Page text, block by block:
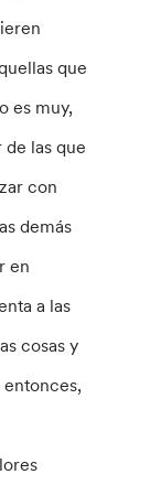
que
es muy,
las que
con
demás
en
a las
cosas y
entonces,